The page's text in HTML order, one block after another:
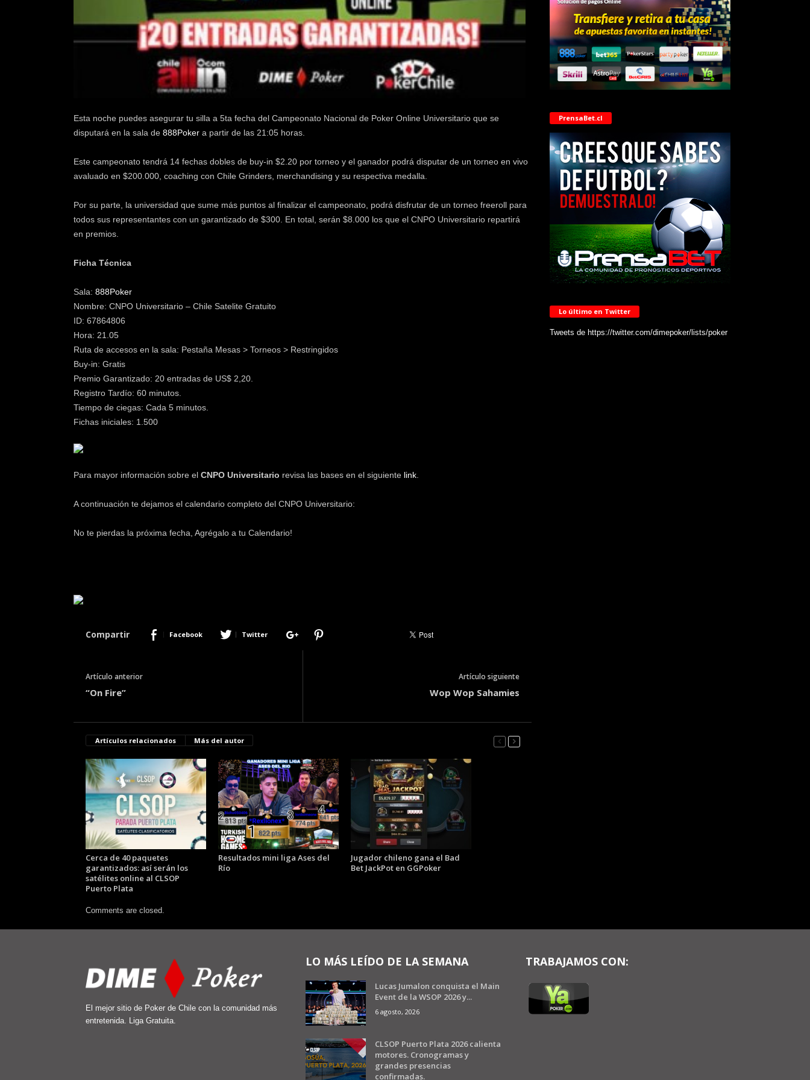
.
Esta noche puedes asegurar tu silla a 5ta fecha del Campeonato Nacional de Poker Online Universitario que se
disputará en la sala de 888Poker a partir de las 21:05 horas.
Este campeonato tendrá 14 fechas dobles de buy-in $2.20 por torneo y el ganador podrá disputar de un torneo en vivo
avaluado en $200.000, coaching con Chile Grinders, merchandising y su respectiva medalla.
Por su parte, la universidad que sume más puntos al finalizar el campeonato, podrá disfrutar de un torneo freeroll para
todos sus representantes con un garantizado de $300. En total, serán $8.000 los que el CNPO Universitario repartirá
en premios.
Ficha Técnica
Sala: 888Poker
Nombre: CNPO Universitario – Chile Satelite Gratuito
ID: 67864806
Hora: 21.05
Ruta de accesos en la sala: Pestaña Mesas > Torneos > Restringidos
Buy-in: Gratis
Premio Garantizado: 20 entradas de US$ 2,20.
Registro Tardío: 60 minutos.
Tiempo de ciegas: Cada 5 minutos.
Fichas iniciales: 1.500
Para mayor información sobre el CNPO Universitario revisa las bases en el siguiente link
A continuación te dejamos el calendario completo del CNPO Universitario:
No te pierdas la próxima fecha, Agrégalo a tu Calendario!
Compartir Facebook Twitter
Artículo anterior
“On Fire”
Artículo siguiente
Wop Wop Sahamies
Artículos relacionados Más del autor
Cerca de 40 paquetes
garantizados: así serán los
satélites online al CLSOP
Puerto Plata
Resultados mini liga Ases del
Río
Jugador chileno gana el Bad
Bet JackPot en GGPoker
Comments are closed.
PrensaBet.cl
Lo último en Twitter
Tweets de https://twitter.com/dimepoker/lists/poker
El mejor sitio de Poker de Chile con la comunidad más
entretenida. Liga Gratuita.
LO MÁS LEÍDO DE LA SEMANA
Lucas Jumalon conquista el Main
Event de la WSOP 2026 y...
6 agosto, 2026
CLSOP Puerto Plata 2026 calienta
motores. Cronogramas y
grandes presencias
confirmadas.
TRABAJAMOS CON: